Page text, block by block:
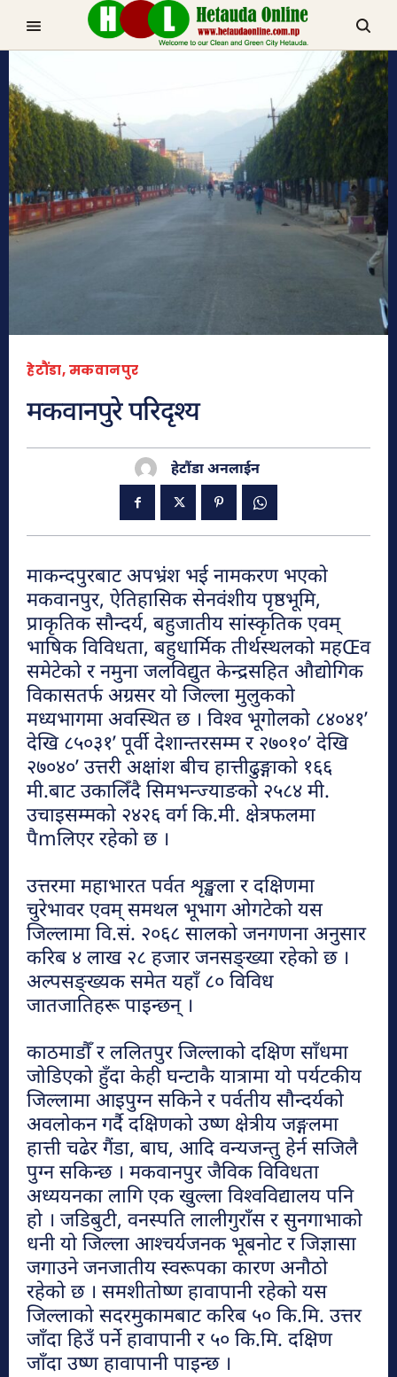
TRENDING NOW
चुरीयामाइमा ऐतिहासिक, धार्मिक र पर्यटकिय क्षेत्रको रुपमा विकास हुँदै
हेटौडा, मकवानपुर
हेटौंडा अनलाईन
पर्यटन
हेटौंडा अनलाईन
हेटौंडा अनलाईन
मनहरीलाइभ
हेटौंडा अनलाईन
क्षेत्रको रुपमा विकास हुँदै
हेटौंडा अनलाईन
नयाँ गन्तव्यहरु
प्रथम सहिद लखन थापाको स्मृतिमा बाटिका
निर्माण हुने
हेटौंडा, मकवानपुर
मकवानपुरे परिदृश्य
हेटौंडा अनलाईन
माकन्दपुरबाट अपभ्रंश भई नामकरण भएको
मकवानपुर, ऐतिहासिक सेनवंशीय पृष्ठभूमि,
प्राकृतिक सौन्दर्य, बहुजातीय सांस्कृतिक एवम्
भाषिक विविधता, बहुधार्मिक तीर्थस्थलको महŒव
समेटेको र नमुना जलविद्युत केन्द्रसहित औद्योगिक
विकासतर्फ अग्रसर यो जिल्ला मुलुकको
मध्यभागमा अवस्थित छ । विश्व भूगोलको ८४०४१’
देखि ८५०३१’ पूर्वी देशान्तरसम्म र २७०१०’ देखि
२७०४०’ उत्तरी अक्षांश बीच हात्तीढुङ्गाको १६६
मी.बाट उकालिँदै सिमभन्ज्याङको २५८४ मी.
उचाइसम्मको २४२६ वर्ग कि.मी. क्षेत्रफलमा
पैmलिएर रहेको छ ।
उत्तरमा महाभारत पर्वत शृङ्खला र दक्षिणमा
चुरेभावर एवम् समथल भूभाग ओगटेको यस
जिल्लामा वि.सं. २०६८ सालको जनगणना अनुसार
करिब ४ लाख २८ हजार जनसङ्ख्या रहेको छ ।
अल्पसङ्ख्यक समेत यहाँ ८० विविध
जातजातिहरू पाइन्छन् ।
काठमाडौँ र ललितपुर जिल्लाको दक्षिण साँधमा
जोडिएको हुँदा केही घन्टाकै यात्रामा यो पर्यटकीय
जिल्लामा आइपुग्न सकिने र पर्वतीय सौन्दर्यको
अवलोकन गर्दै दक्षिणको उष्ण क्षेत्रीय जङ्गलमा
हात्ती चढेर गैंडा, बाघ, आदि वन्यजन्तु हेर्न सजिलै
पुग्न सकिन्छ । मकवानपुर जैविक विविधता
अध्ययनका लागि एक खुल्ला विश्वविद्यालय पनि
हो । जडिबुटी, वनस्पति लालीगुराँस र सुनगाभाको
धनी यो जिल्ला आश्चर्यजनक भूबनोट र जिज्ञासा
जगाउने जनजातीय स्वरूपका कारण अनौठो
रहेको छ । समशीतोष्ण हावापानी रहेको यस
जिल्लाको सदरमुकामबाट करिब ५० कि.मि. उत्तर
जाँदा हिउँ पर्ने हावापानी र ५० कि.मि. दक्षिण
जाँदा उष्ण हावापानी पाइन्छ ।